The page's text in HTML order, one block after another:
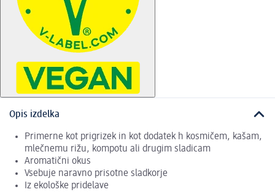
Opis izdelka
Primerne kot prigrizek in kot dodatek h kosmičem, kašam,
mlečnemu rižu, kompotu ali drugim sladicam
Aromatični okus
Vsebuje naravno prisotne sladkorje
Iz ekološke pridelave